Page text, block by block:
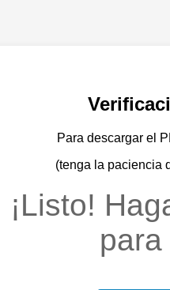
Para descargar el
(tenga la paciencia
¡Listo!